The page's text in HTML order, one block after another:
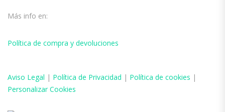
Más info en:
Política de compra y devoluciones
Aviso Legal | Política de Privacidad | Política de cookies |
Personalizar Cookies